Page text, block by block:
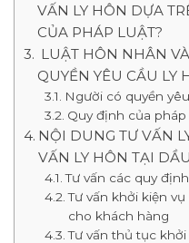
VẤN LY HÔN DỰA
CỦA PHÁP LUẬT?
LUẬT HÔN NHÂN
QUYỀN YÊU CẦU LY
Người có quyền
Quy định của
NỘI DUNG TƯ VẤN
VẤN LY HÔN TẠI
Tư vấn các quy
Tư vấn khởi kiện
cho khách hàng
Tư vấn thủ tục